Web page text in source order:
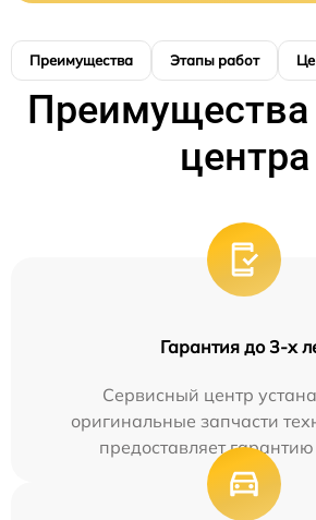
Преимущества Этапы работ
Преимущества
центра
Гарантия до 3-х
Сервисный центр
оригинальные запчасти
предоставляет гарантию